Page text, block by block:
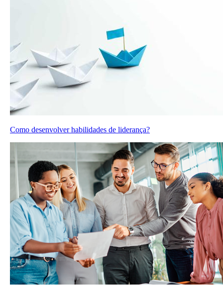
Como desenvolver habilidades de liderança?